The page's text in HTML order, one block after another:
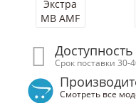
Срок поставки 30-
Смотреть все